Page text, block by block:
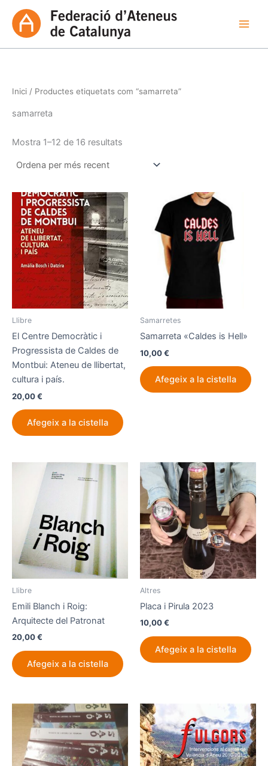
contingut
Inici / Productes etiquetats com “samarreta”
samarreta
Mostra 1–12 de 16 resultats
per
més
recent
Llibre
El Centre Democràtic i
Progressista de Caldes de
Montbui: Ateneu de llibertat,
cultura i país.
20,00€
Afegeix a la cistella
Samarretes
Samarreta «Caldes is Hell»
10,00€
Afegeix a la cistella
Llibre
Emili Blanch i Roig:
Arquitecte del Patronat
20,00€
Afegeix a la cistella
Altres
Placa i Pirula 2023
10,00€
Afegeix a la cistella